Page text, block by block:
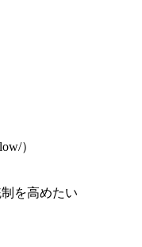
）
を高めたい